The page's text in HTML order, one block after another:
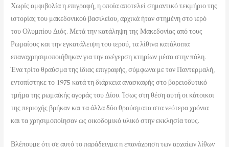
Χωρίς αμφιβολία η επιγραφή, η οποία αποτελεί σημαντικό τεκμήριο της
ιστορίας του μακεδονικού βασιλείου, αρχικά ήταν στημένη στο ιερό
του Ολυμπίου Διός. Μετά την κατάληψη της Μακεδονίας από τους
Ρωμαίους και την εγκατάλειψη του ιερού, τα λίθινα κατάλοιπα
επαναχρησιμοποιήθηκαν για την ανέγερση κτηρίων μέσα στην πόλη.
Ένα τρίτο θραύσμα της ίδιας επιγραφής, σύμφωνα με τον Παντερμαλή,
εντοπίστηκε το 1975 κατά τη διάρκεια ανασκαφής στο βορειοδυτικό
τμήμα της ρωμαϊκής αγοράς του Δίου. Ίσως στη θέση αυτή οι κάτοικοι
της περιοχής βρήκαν και τα άλλα δύο θραύσματα στα νεότερα χρόνια
και τα χρησιμοποίησαν ως οικοδομικό υλικό στην εκκλησία τους.
Βλέπουμε ότι σε αυτό το παράδειγμα η επανάχρηση των αρχαίων λίθων